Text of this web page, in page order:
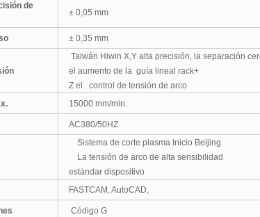
de
± 0,05 mm
± 0,35 mm
Taiwán Hiwin X,Y alta precisión, la separación
el aumento de la guía lineal rack+
Z el control de tensión de arco
15000 mm/min.
AC380/50HZ
Sistema de corte plasma Inicio Beijing
La tensión de arco de alta sensibilidad
estándar dispositivo
FASTCAM, AutoCAD,
Código G